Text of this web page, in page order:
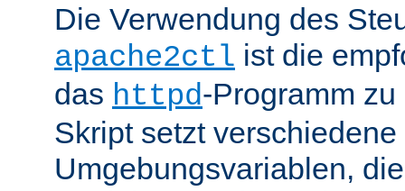
Die Verwendung des
apache2ctl ist die
das httpd-Programm
Skript setzt verschiedene
Umgebungsvariablen,